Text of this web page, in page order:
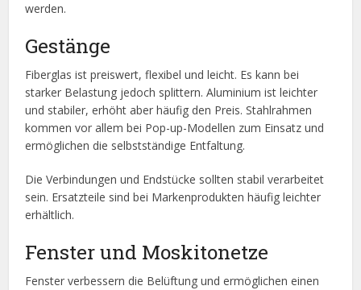
werden.
Gestänge
Fiberglas ist preiswert, flexibel und leicht. Es kann bei
starker Belastung jedoch splittern. Aluminium ist leichter
und stabiler, erhöht aber häufig den Preis. Stahlrahmen
kommen vor allem bei Pop-up-Modellen zum Einsatz und
ermöglichen die selbstständige Entfaltung.
Die Verbindungen und Endstücke sollten stabil verarbeitet
sein. Ersatzteile sind bei Markenprodukten häufig leichter
erhältlich.
Fenster und Moskitonetze
Fenster verbessern die Belüftung und ermöglichen einen